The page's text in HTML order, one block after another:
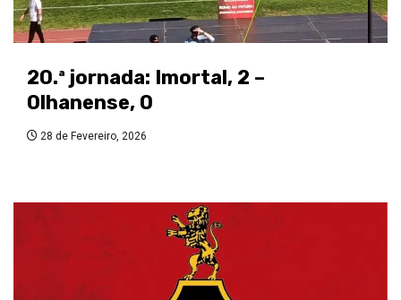
20.ª jornada: Imortal, 2 –
Olhanense, 0
28 de Fevereiro, 2026